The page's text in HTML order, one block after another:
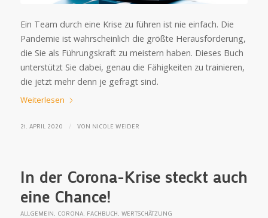
Ein Team durch eine Krise zu führen ist nie einfach. Die
Pandemie ist wahrscheinlich die größte Herausforderung,
die Sie als Führungskraft zu meistern haben. Dieses Buch
unterstützt Sie dabei, genau die Fähigkeiten zu trainieren,
die jetzt mehr denn je gefragt sind.
Weiterlesen
21. APRIL 2020 / VON NICOLE WEIDER
In der Corona-Krise steckt auch
eine Chance!
ALLGEMEIN, CORONA, FACHBUCH, WERTSCHÄTZUNG